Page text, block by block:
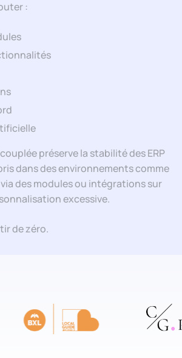
:
préserve la stabilité des ERP
dans des environnements comme
des modules ou intégrations sur
excessive.
de zéro.